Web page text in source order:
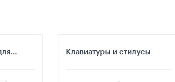
Клавиатуры и стилусы